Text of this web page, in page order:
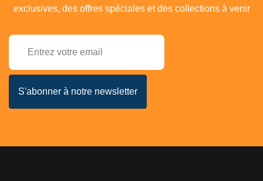
exclusives, des offres spéciales et des collections à venir